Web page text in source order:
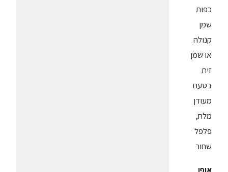
כפות
שמן
קנולה
או שמן
זית
בטעם
מעודן
מלח,
פלפל
שחור